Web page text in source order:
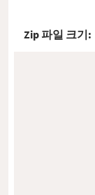
Zip 파일 크기: